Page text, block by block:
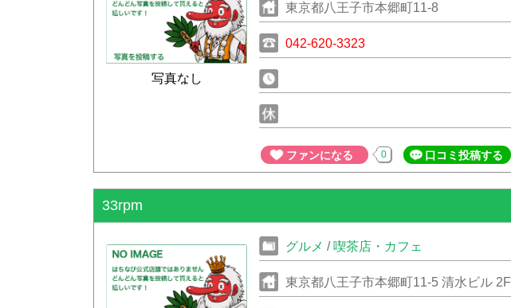
写真なし
東京都八王子市本郷町11-8
042-620-3323
ファンになる 0 口コミ投稿する
33rpm
グルメ / 喫茶店・カフェ
東京都八王子市本郷町11-5 清水ビル 2F